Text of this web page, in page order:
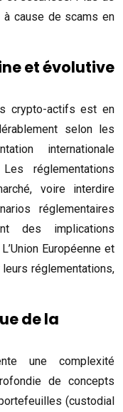
cause de scams en
et évolutive
crypto-actifs est en
selon les
internationale
réglementations
voire interdire
réglementaires
des implications
Européenne et
réglementations,
de la
une complexité
de concepts
(custodial